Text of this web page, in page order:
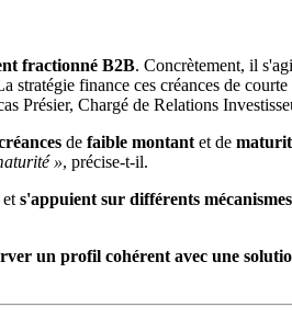
fractionné B2B. Concrètement, il
stratégie finance ces créances de courte
Présier, Chargé de Relations
de faible montant et de
», précise-t-il.
et s'appuient sur différents
un profil cohérent avec une